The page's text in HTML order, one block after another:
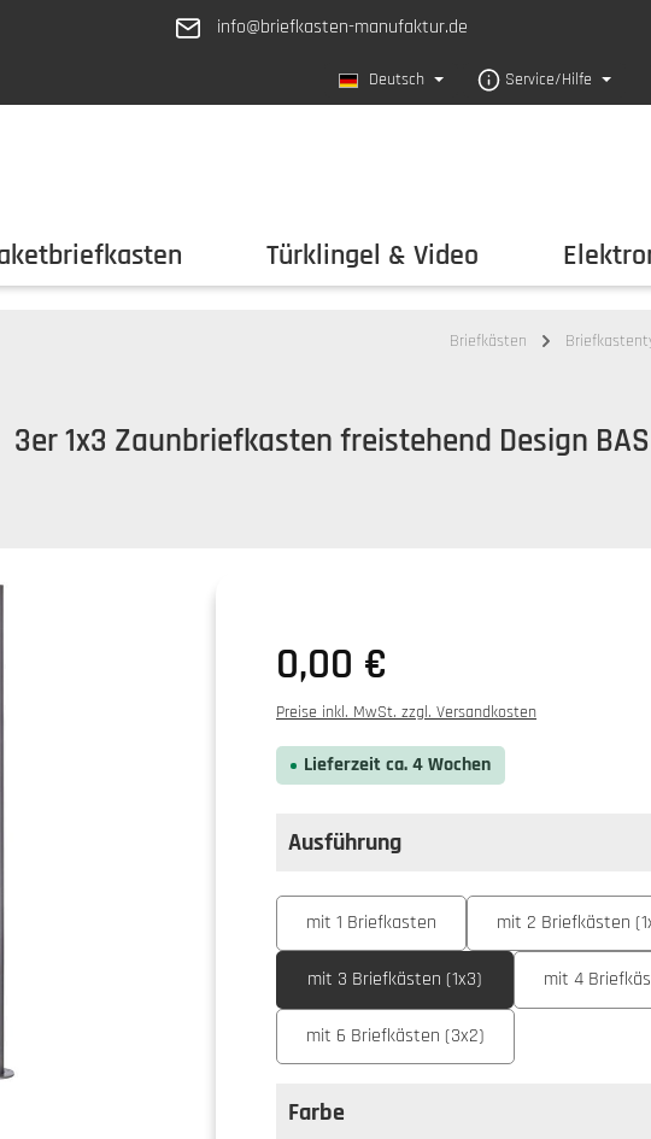
info@briefkasten-manufaktur.de
Deutsch Service/Hilfe
Türklingel & Video
Briefkästen
3er 1x3 Zaunbriefkasten freistehend Design
0,00 €
Preise inkl. MwSt. zzgl. Versandkosten
Lieferzeit ca. 4 Wochen
Ausführung
Ausführungauswählen
mit 1 Briefkasten mit 2 Briefkästen
mit 3 Briefkästen (1x3) mit 4
mit 6 Briefkästen (3x2)
Farbe